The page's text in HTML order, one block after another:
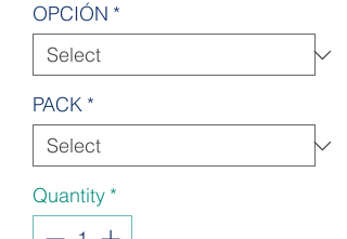
OPCIÓN *
PACK *
Quantity *